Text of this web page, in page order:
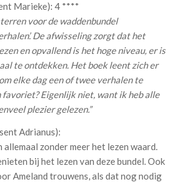
Marieke): 4 ****
voor de waddenbundel
De afwisseling zorgt dat het
en opvallend is het hoge niveau, er is
te ontdekken. Het boek leent zich er
elke dag een of twee verhalen te
favoriet? Eigenlijk niet, want ik heb alle
plezier gelezen.”
Adrianus):
allemaal zonder meer het lezen waard.
bij het lezen van deze bundel. Ook
Ameland trouwens, als dat nog nodig